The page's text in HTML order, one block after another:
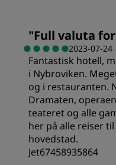
Renslighet
Service
Verdi
Sovekvalitet
Sted
"Full valuta
2023-07-24
Fantastisk hotell,
i Nybroviken.
og i restauranten.
Dramaten,
teateret og alle
her på alle reiser
hovedstad.
Jet67458935864